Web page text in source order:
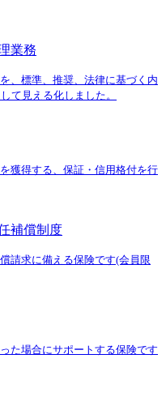
業務
、標準、推奨、法律に基づく内
て見える化しました。
獲得する、保証・信用格付を行
補償制度
請求に備える保険です(会員限
た場合にサポートする保険です